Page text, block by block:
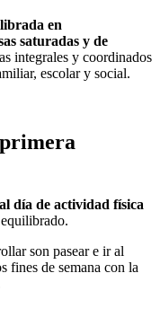
en
saturadas y de
integrales y coordinados
escolar y social.
día de actividad física
son pasear e ir al
fines de semana con la